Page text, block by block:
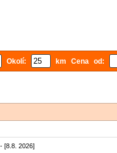
Okolí: km Cena od:
- [8.8. 2026]